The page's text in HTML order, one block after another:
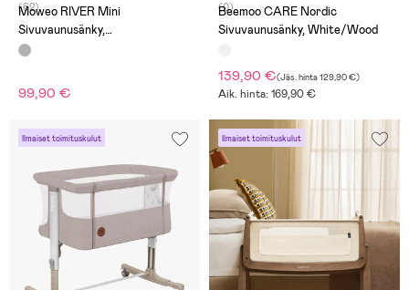
(62)
Moweo RIVER Mini
Sivuvaunusänky,
Tummanharmaa
99,90 €
(0)
Beemoo CARE Nordic
Sivuvaunusänky, White/Wood
139,90 €(Jäs. hinta129,90 €)
Aik. hinta: 169,90 €
Ilmaiset toimituskulut Ilmaiset toimituskulut